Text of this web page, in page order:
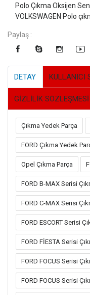
Polo Çıkma Oksijen
VOLKSWAGEN Polo
Paylaş :
DETAY KULLANICI
GİZLİLİK SÖZLEŞMESİ
Çıkma Yedek Parça
FORD Çıkma Yedek
Opel Çıkma Parça
FORD B-MAX Serisi
FORD C-MAX Serisi
FORD ESCORT Serisi
FORD FİESTA Serisi
FORD FOCUS Serisi
FORD FOCUS Serisi